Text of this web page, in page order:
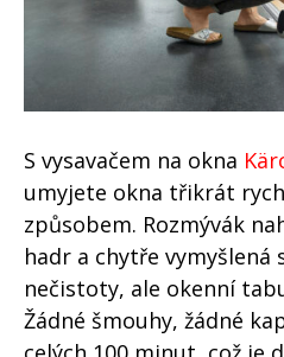
S vysavačem na okna
umyjete okna třikrát
způsobem. Rozmývák
hadr a chytře vymyšlená
nečistoty, ale okenní
Žádné šmouhy, žádné